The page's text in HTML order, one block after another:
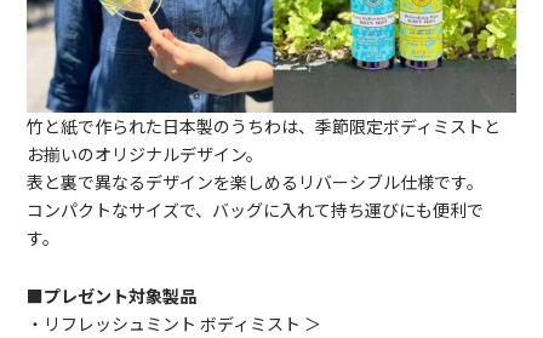
竹と紙で作られた日本製のうちわは、季節限定ボディミストと
お揃いのオリジナルデザイン。
表と裏で異なるデザインを楽しめるリバーシブル仕様です。
コンパクトなサイズで、バッグに入れて持ち運びにも便利で
す。
■プレゼント対象製品
・ リフレッシュミント ボディミスト ＞